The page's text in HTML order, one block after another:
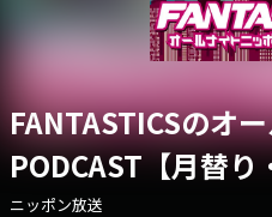
FANTASTICSのオ
PODCAST【月替
ニッポン放送